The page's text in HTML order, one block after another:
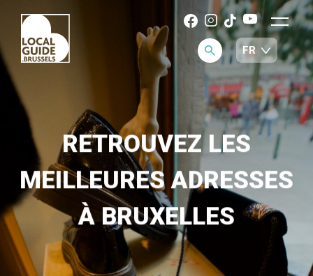
RETROUVEZ LES
MEILLEURES ADRESSES
À BRUXELLES